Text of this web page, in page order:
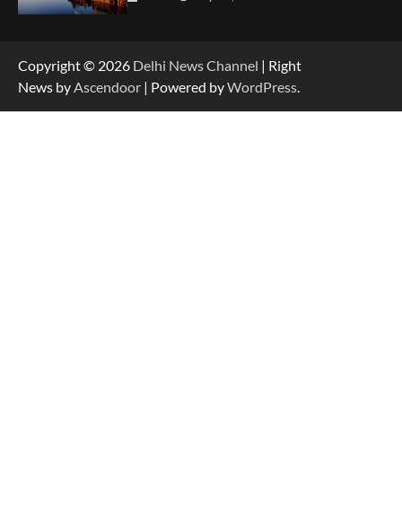
Copyright © 2026 Delhi News Channel | Right
News byAscendoor | Powered byWordPress.